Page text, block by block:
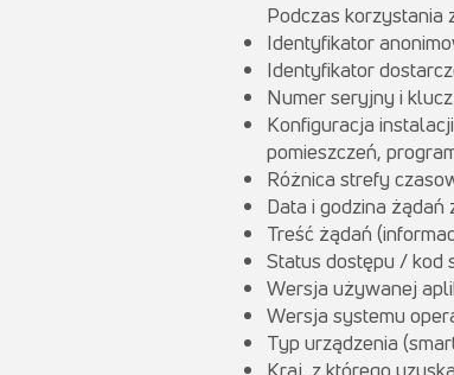
Podczas korzystania
Identyfikator
Identyfikator
Numer seryjny i
Konfiguracja
pomieszczeń,
Różnica strefy
Data i godzina żądań
Treść żądań
Status dostępu / kod
Wersja używanej
Wersja systemu
Typ urządzenia